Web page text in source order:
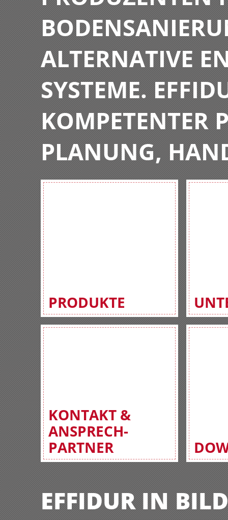
ALTERNATIVE
SYSTEME.
KOMPETENTER
PLANUNG,
PRODUKTE
KONTAKT &
ANSPRECH-
PARTNER
EFFIDUR IN